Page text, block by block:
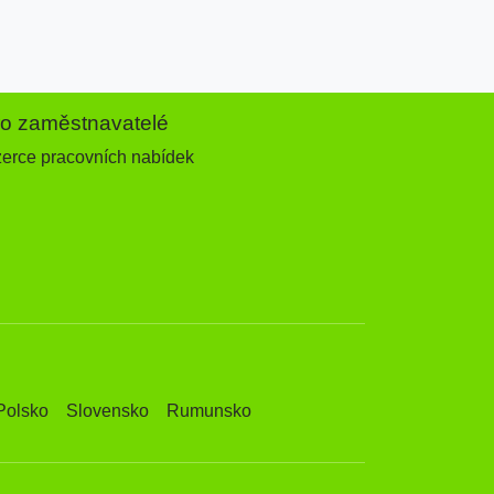
zaměstnavatelé
pracovních nabídek
Slovensko Rumunsko